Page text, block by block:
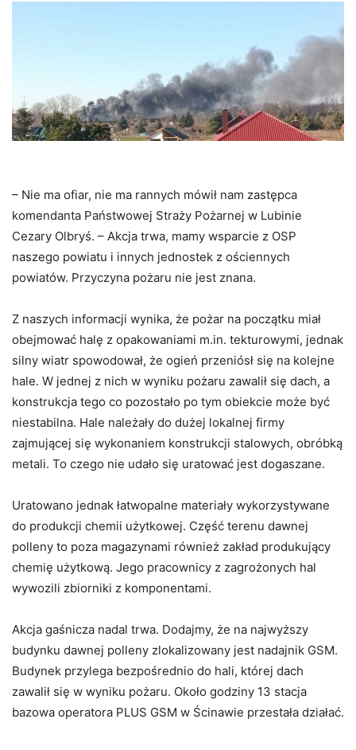
– Nie ma ofiar, nie ma rannych mówił nam zastępca
komendanta Państwowej Straży Pożarnej w Lubinie
Cezary Olbryś. – Akcja trwa, mamy wsparcie z OSP
naszego powiatu i innych jednostek z ościennych
powiatów. Przyczyna pożaru nie jest znana.
Z naszych informacji wynika, że pożar na początku miał
obejmować halę z opakowaniami m.in. tekturowymi, jednak
silny wiatr spowodował, że ogień przeniósł się na kolejne
hale. W jednej z nich w wyniku pożaru zawalił się dach, a
konstrukcja tego co pozostało po tym obiekcie może być
niestabilna. Hale należały do dużej lokalnej firmy
zajmującej się wykonaniem konstrukcji stalowych, obróbką
metali. To czego nie udało się uratować jest dogaszane.
Uratowano jednak łatwopalne materiały wykorzystywane
do produkcji chemii użytkowej. Część terenu dawnej
polleny to poza magazynami również zakład produkujący
chemię użytkową. Jego pracownicy z zagrożonych hal
wywozili zbiorniki z komponentami.
Akcja gaśnicza nadal trwa. Dodajmy, że na najwyższy
budynku dawnej polleny zlokalizowany jest nadajnik GSM.
Budynek przylega bezpośrednio do hali, której dach
zawalił się w wyniku pożaru. Około godziny 13 stacja
bazowa operatora PLUS GSM w Ścinawie przestała działać.